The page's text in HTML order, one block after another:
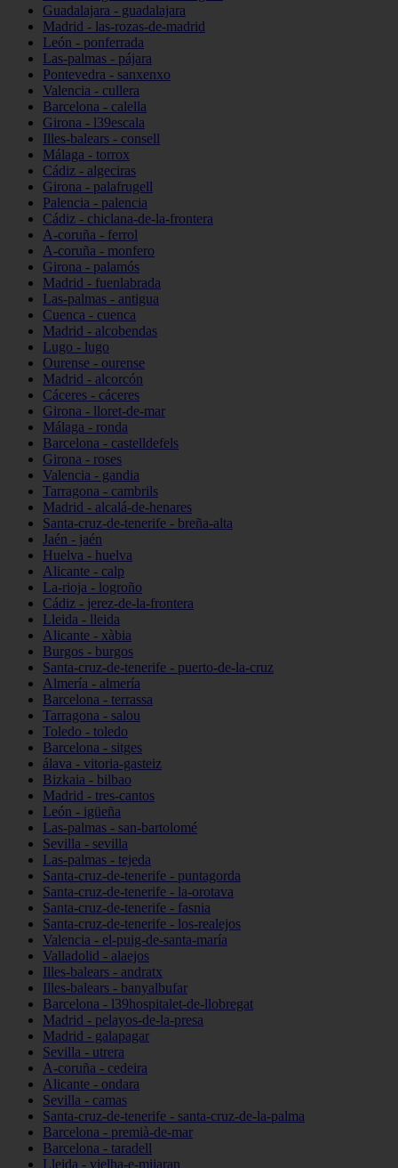
Guadalajara - guadalajara
Madrid - las-rozas-de-madrid
León - ponferrada
Las-palmas - pájara
Pontevedra - sanxenxo
Valencia - cullera
Barcelona - calella
Girona - l39escala
Illes-balears - consell
Málaga - torrox
Cádiz - algeciras
Girona - palafrugell
Palencia - palencia
Cádiz - chiclana-de-la-frontera
A-coruña - ferrol
A-coruña - monfero
Girona - palamós
Madrid - fuenlabrada
Las-palmas - antigua
Cuenca - cuenca
Madrid - alcobendas
Lugo - lugo
Ourense - ourense
Madrid - alcorcón
Cáceres - cáceres
Girona - lloret-de-mar
Málaga - ronda
Barcelona - castelldefels
Girona - roses
Valencia - gandia
Tarragona - cambrils
Madrid - alcalá-de-henares
Santa-cruz-de-tenerife - breña-alta
Jaén - jaén
Huelva - huelva
Alicante - calp
La-rioja - logroño
Cádiz - jerez-de-la-frontera
Lleida - lleida
Alicante - xàbia
Burgos - burgos
Santa-cruz-de-tenerife - puerto-de-la-cruz
Almería - almería
Barcelona - terrassa
Tarragona - salou
Toledo - toledo
Barcelona - sitges
álava - vitoria-gasteiz
Bizkaia - bilbao
Madrid - tres-cantos
León - igüeña
Las-palmas - san-bartolomé
Sevilla - sevilla
Las-palmas - tejeda
Santa-cruz-de-tenerife - puntagorda
Santa-cruz-de-tenerife - la-orotava
Santa-cruz-de-tenerife - fasnia
Santa-cruz-de-tenerife - los-realejos
Valencia - el-puig-de-santa-maría
Valladolid - alaejos
Illes-balears - andratx
Illes-balears - banyalbufar
Barcelona - l39hospitalet-de-llobregat
Madrid - pelayos-de-la-presa
Madrid - galapagar
Sevilla - utrera
A-coruña - cedeira
Alicante - ondara
Sevilla - camas
Santa-cruz-de-tenerife - santa-cruz-de-la-palma
Barcelona - premià-de-mar
Barcelona - taradell
Lleida - vielha-e-mijaran